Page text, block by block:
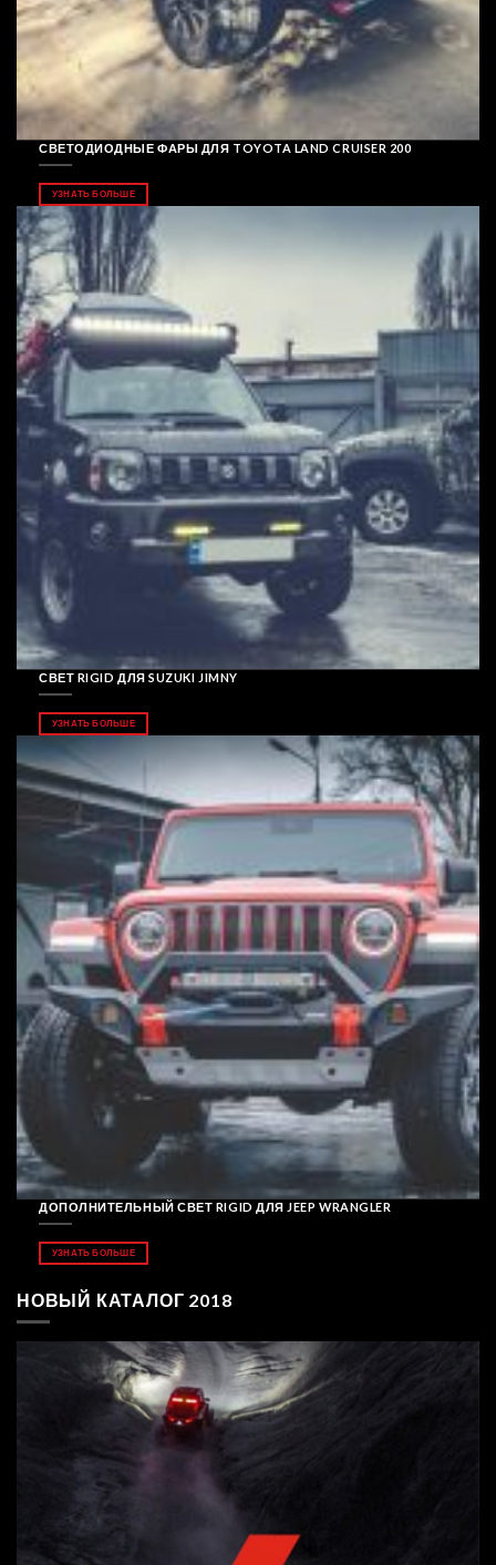
СВЕТОДИОДНЫЕ ФАРЫ ДЛЯ TOYOTA LAND CRUISER 200
УЗНАТЬ БОЛЬШЕ
СВЕТ RIGID ДЛЯ SUZUKI JIMNY
УЗНАТЬ БОЛЬШЕ
ДОПОЛНИТЕЛЬНЫЙ СВЕТ RIGID ДЛЯ JEEP WRANGLER
УЗНАТЬ БОЛЬШЕ
НОВЫЙ КАТАЛОГ 2018